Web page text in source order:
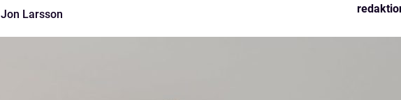
Jon Larsson